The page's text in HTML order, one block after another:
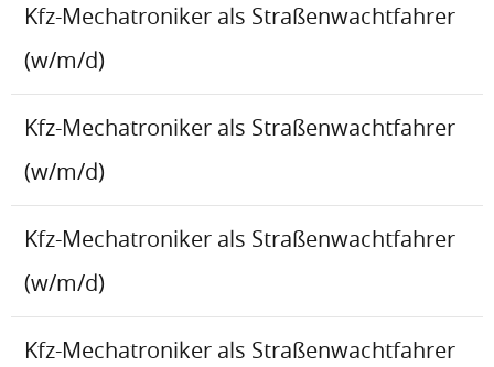
Kfz-Mechatroniker als Straßenwachtfahrer
(w/m/d)
Kfz-Mechatroniker als Straßenwachtfahrer
(w/m/d)
Kfz-Mechatroniker als Straßenwachtfahrer
(w/m/d)
Kfz-Mechatroniker als Straßenwachtfahrer